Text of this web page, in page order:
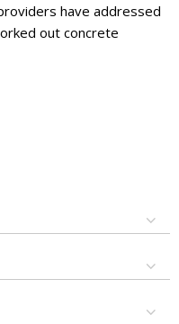
have addressed
out concrete